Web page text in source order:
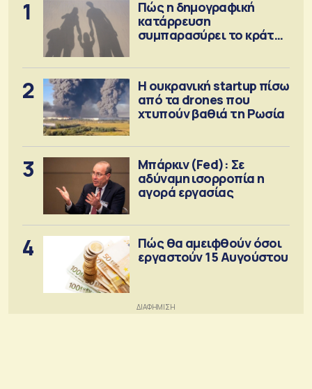
1
Πώς η δημογραφική
κατάρρευση
συμπαρασύρει το κράτος
2
Η ουκρανική startup πίσω
από τα drones που
χτυπούν βαθιά τη Ρωσία
3
Μπάρκιν (Fed): Σε
αδύναμη ισορροπία η
αγορά εργασίας
4
Πώς θα αμειφθούν όσοι
εργαστούν 15 Αυγούστου